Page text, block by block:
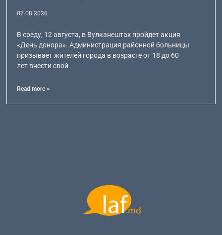
07.08.2026
В среду, 12 августа, в Вулканештах пройдет акция
«День донора». Администрация районной больницы
призывает жителей города в возрасте от 18 до 60
лет внести свой
Read more >